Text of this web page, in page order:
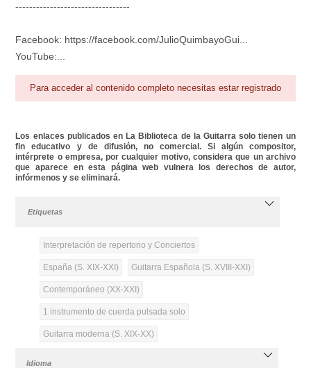
---------------------------------
Facebook: https://facebook.com/JulioQuimbayoGui...
YouTube:...
Para acceder al contenido completo necesitas estar registrado
Los enlaces publicados en La Biblioteca de la Guitarra solo tienen un
fin educativo y de difusión, no comercial. Si algún compositor,
intérprete o empresa, por cualquier motivo, considera que un archivo
que aparece en esta página web vulnera los derechos de autor,
infórmenos y se eliminará.
Etiquetas
Interpretación de repertorio y Conciertos
España (S. XIX-XXI) Guitarra Española (S. XVIII-XXI)
Contemporáneo (XX-XXI)
1 instrumento de cuerda pulsada solo
Guitarra moderna (S. XIX-XX)
Idioma